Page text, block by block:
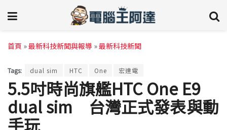
首頁 »最新科技新聞與報導 »最新科技新聞
Tags: dual sim HTC One 宏達電
5.5吋時尚旗艦HTC One E9
dual sim 台灣正式發表與動
手玩